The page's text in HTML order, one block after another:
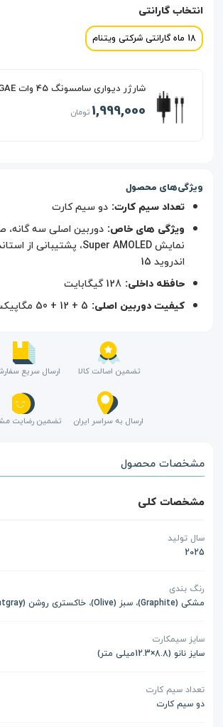
انتخاب گارانتی
18 ماه گارانتی شرکتی ویتنام
شارژر دیواری سامسونگ 45 وات EP-T4510XBEGAE
1,999,000 تومان
ویژگی‌های محصول
تعداد سیم کارت: دو سیم کارت
ویژگی های خاص: دوربین اصلی سه گانه،
اندروید 15
حافظه داخلی: 128 گیگابایت
کیفیت دوربین اصلی: 5 + 12 + 50 مگاپیکسل
تضمین اصالت کالا ارسال سریع
ارسال به سراسر ایران تضمین رضایت
مشخصات محصول
مشخصات کلی
سال تولید
2025
رنگ بندی
مشکی (Graphite)، سبز (Olive)، خاکستری روشن (Lightgray)، صورتی (Pink)
سایز سیمکارت
سایز نانو (8.8×12.3میلی متر)
تعداد سیم کارت
دو سیم کارت